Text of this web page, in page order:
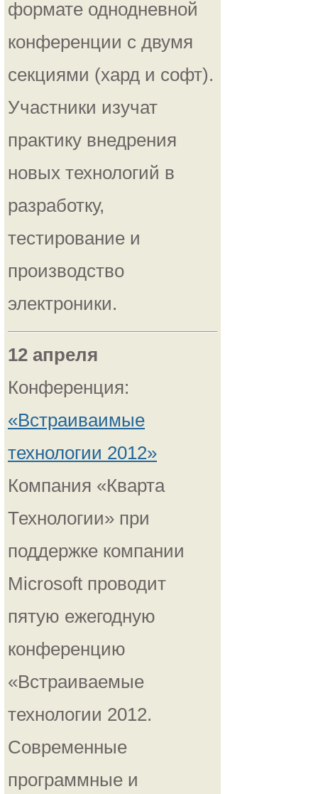
формате однодневной
конференции с двумя
секциями (хард и софт).
Участники изучат
практику внедрения
новых технологий в
разработку,
тестирование и
производство
электроники.
12 апреля
Конференция:
«Встраиваимые
технологии 2012»
Компания «Кварта
Технологии» при
поддержке компании
Microsoft проводит
пятую ежегодную
конференцию
«Вcтраиваемые
технологии 2012.
Современные
программные и